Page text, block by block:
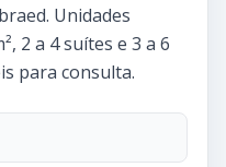
Unidades
2 a 4 suítes e 3 a 6
para consulta.